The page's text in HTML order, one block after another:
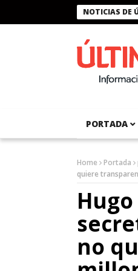
NOTICIAS DE
Presidente Bukele
PORTADA
Home Portada
quiere
no